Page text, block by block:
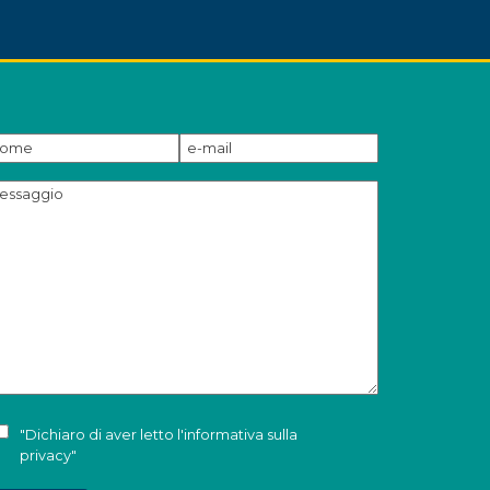
"Dichiaro di aver letto l'informativa sulla
privacy"